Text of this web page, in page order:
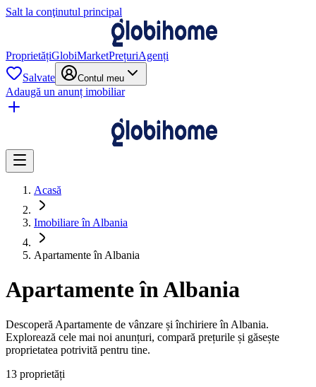
Salt la conţinutul principal
ProprietățiGlobiMarketPrețuriAgenți
Salvate
Contul meu
Adaugă un anunț imobiliar
Acasă
Imobiliare în Albania
Apartamente în Albania
Apartamente în Albania
Descoperă Apartamente de vânzare și închiriere în Albania.
Explorează cele mai noi anunțuri, compară prețurile și găsește
proprietatea potrivită pentru tine.
13 proprietăți